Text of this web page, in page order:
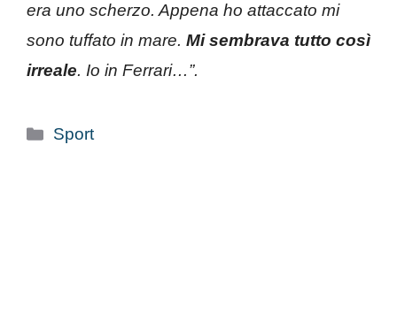
era uno scherzo. Appena ho attaccato mi
sono tuffato in mare. Mi sembrava tutto così
irreale. Io in Ferrari…”.
Categorie
Sport